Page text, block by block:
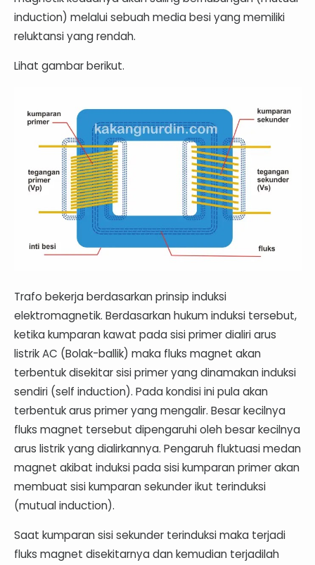
induction) melalui sebuah media besi yang memiliki
reluktansi yang rendah.
Lihat gambar berikut.
Trafo bekerja berdasarkan prinsip induksi
elektromagnetik. Berdasarkan hukum induksi tersebut,
ketika kumparan kawat pada sisi primer dialiri arus
listrik AC (Bolak-ballik) maka fluks magnet akan
terbentuk disekitar sisi primer yang dinamakan induksi
sendiri (self induction). Pada kondisi ini pula akan
terbentuk arus primer yang mengalir. Besar kecilnya
fluks magnet tersebut dipengaruhi oleh besar kecilnya
arus listrik yang dialirkannya. Pengaruh fluktuasi medan
magnet akibat induksi pada sisi kumparan primer akan
membuat sisi kumparan sekunder ikut terinduksi
(mutual induction).
Saat kumparan sisi sekunder terinduksi maka terjadi
fluks magnet disekitarnya dan kemudian terjadilah